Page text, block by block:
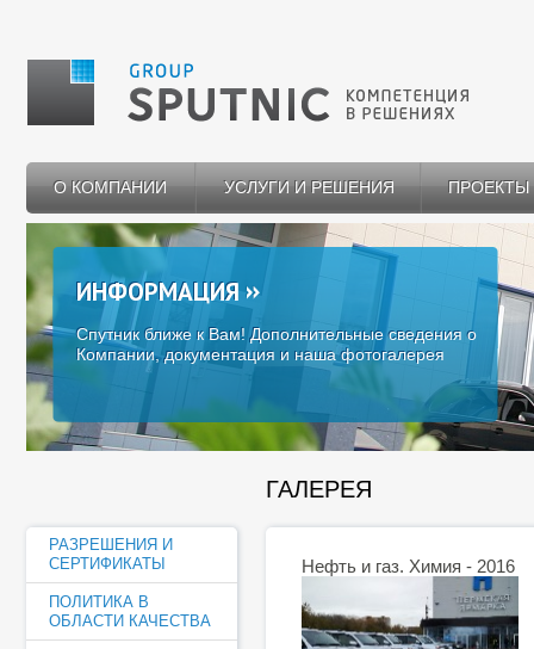
О КОМПАНИИ УСЛУГИ И РЕШЕНИЯ ПРОЕКТЫ
ИНФОРМАЦИЯ
Спутник ближе к Вам! Дополнительные сведения о
Компании, документация и наша фотогалерея
ГАЛЕРЕЯ
Нефть и газ. Химия - 2016
РАЗРЕШЕНИЯ И
СЕРТИФИКАТЫ
ПОЛИТИКА В
ОБЛАСТИ КАЧЕСТВА